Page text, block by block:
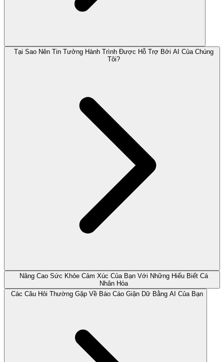
Tại Sao Nên Tin Tưởng Hành Trình Được Hỗ Trợ Bởi AI Của Chúng
Tôi?
Nâng Cao Sức Khỏe Cảm Xúc Của Bạn Với Những Hiểu Biết Cá
Nhân Hóa
Các Câu Hỏi Thường Gặp Về Báo Cáo Giận Dữ Bằng AI Của Bạn